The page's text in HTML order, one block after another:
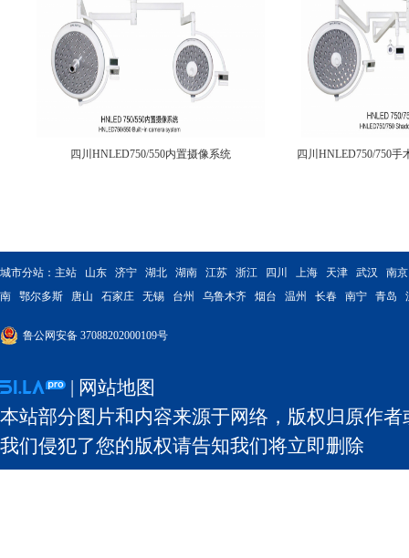
四川HNLED750/550内置摄像系统 四川HNLED750/750
城市分站： 主站 山东 济宁 湖北 湖南 江苏 浙江 四川 上海 天津 武汉
南京
南
鄂尔多斯 唐山 石家庄 无锡 台州 乌鲁木齐 烟台 温州 长春 南宁 青岛
鲁公网安备 37088202000109号
| 网站地图
本站部分图片和内容来源于网络，版权归原作
我们侵犯了您的版权请告知我们将立即删除